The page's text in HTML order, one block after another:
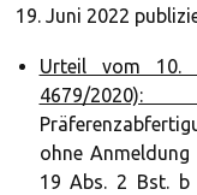
19. Juni 2022
Urteil vom 10.
4679/
ohne
19 Abs. 2 Bst. b